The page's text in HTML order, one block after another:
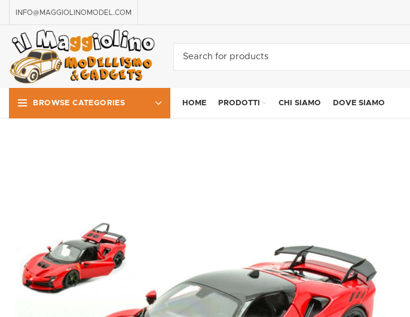
INFO@MAGGIOLINOMODEL.COM
BROWSE CATEGORIES HOME PRODOTTI CHI SIAMO DOVE SIAMO